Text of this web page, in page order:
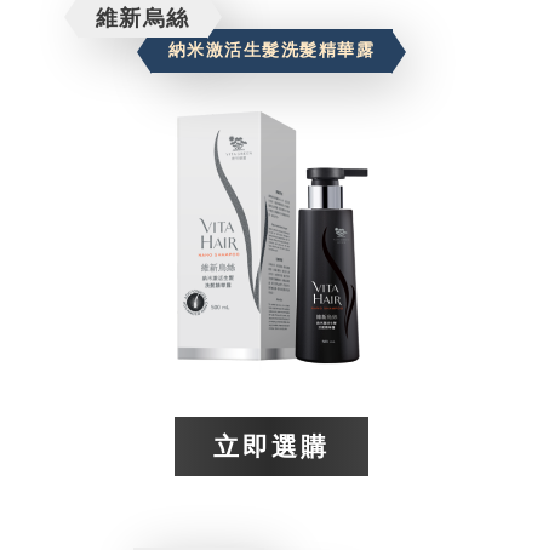
維新烏絲
納米激活生髮洗髮精華露
立即選購​